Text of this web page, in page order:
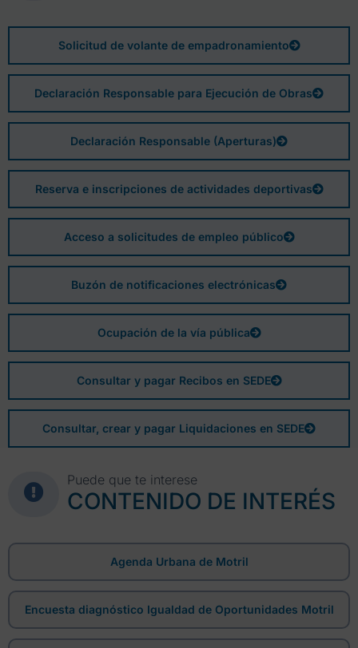
Solicitud de volante de empadronamiento
Declaración Responsable para Ejecución de Obras
Declaración Responsable (Aperturas)
Reserva e inscripciones de actividades deportivas
Acceso a solicitudes de empleo público
Buzón de notificaciones electrónicas
Ocupación de la vía pública
Consultar y pagar Recibos en SEDE
Consultar, crear y pagar Liquidaciones en SEDE
Puede que te interese
CONTENIDO DE INTERÉS
Agenda Urbana de Motril
Encuesta diagnóstico Igualdad de Oportunidades Motril